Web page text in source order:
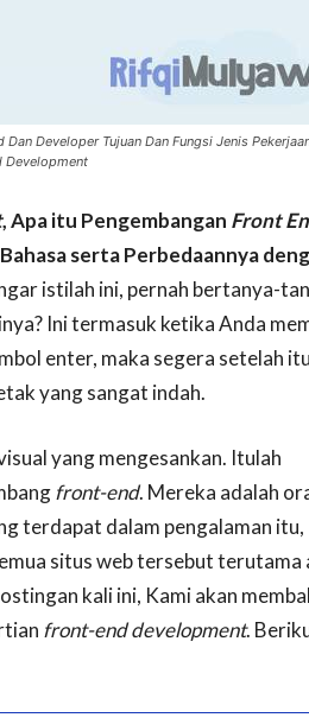
Developer Tujuan Dan Fungsi Jenis
Development
, Apa itu Pengembangan Front
serta Perbedaannya
istilah ini, pernah bertanya-
Ini termasuk ketika Anda
enter, maka segera setelah
yang sangat indah.
yang mengesankan. Itulah
front-end. Mereka adalah
terdapat dalam pengalaman itu,
situs web tersebut terutama
kali ini, Kami akan
front-end development.